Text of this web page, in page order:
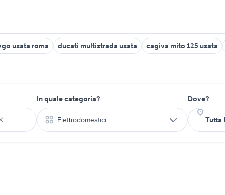
usata roma ducati multistrada usata cagiva mito 125 usata
In quale categoria?
Elettrodomestici
Dove?